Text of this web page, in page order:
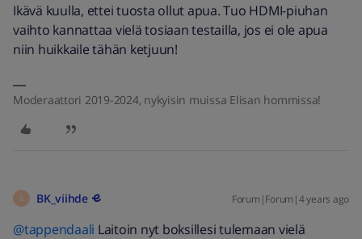
Ikävä kuulla, ettei tuosta ollut apua. Tuo HDMI-piuhan
vaihto kannattaa vielä tosiaan testailla, jos ei ole apua
niin huikkaile tähän ketjuun!
Moderaattori 2019-2024, nykyisin muissa Elisan hommissa!
B BK_viihde Forum|Forum|4 years ago
@tappendaali Laitoin nyt boksillesi tulemaan vielä